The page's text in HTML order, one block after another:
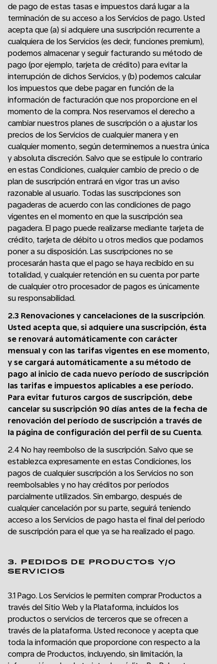
de pago de estas tasas e impuestos dará lugar a la
terminación de su acceso a los Servicios de pago. Usted
acepta que (a) si adquiere una suscripción recurrente a
cualquiera de los Servicios (es decir, funciones premium),
podemos almacenar y seguir facturando su método de
pago (por ejemplo, tarjeta de crédito) para evitar la
interrupción de dichos Servicios, y (b) podemos calcular
los impuestos que debe pagar en función de la
información de facturación que nos proporcione en el
momento de la compra. Nos reservamos el derecho a
cambiar nuestros planes de suscripción o a ajustar los
precios de los Servicios de cualquier manera y en
cualquier momento, según determinemos a nuestra única
y absoluta discreción. Salvo que se estipule lo contrario
en estas Condiciones, cualquier cambio de precio o de
plan de suscripción entrará en vigor tras un aviso
razonable al usuario. Todas las suscripciones son
pagaderas de acuerdo con las condiciones de pago
vigentes en el momento en que la suscripción sea
pagadera. El pago puede realizarse mediante tarjeta de
crédito, tarjeta de débito u otros medios que podamos
poner a su disposición. Las suscripciones no se
procesarán hasta que el pago se haya recibido en su
totalidad, y cualquier retención en su cuenta por parte
de cualquier otro procesador de pagos es únicamente
su responsabilidad.
2.3 Renovaciones y cancelaciones de la suscripción.
Usted acepta que, si adquiere una suscripción, ésta
se renovará automáticamente con carácter
mensual y con las tarifas vigentes en ese momento,
y se cargará automáticamente a su método de
pago al inicio de cada nuevo período de suscripción
las tarifas e impuestos aplicables a ese período.
Para evitar futuros cargos de suscripción, debe
cancelar su suscripción 90 días antes de la fecha de
renovación del período de suscripción a través de
la página de configuración del perfil de su Cuenta.
2.4 No hay reembolso de la suscripción. Salvo que se
establezca expresamente en estas Condiciones, los
pagos de cualquier suscripción a los Servicios no son
reembolsables y no hay créditos por períodos
parcialmente utilizados. Sin embargo, después de
cualquier cancelación por su parte, seguirá teniendo
acceso a los Servicios de pago hasta el final del período
de suscripción para el que ya se ha realizado el pago.
3. PEDIDOS DE PRODUCTOS Y/O
SERVICIOS
3.1 Pago. Los Servicios le permiten comprar Productos a
través del Sitio Web y la Plataforma, incluidos los
productos o servicios de terceros que se ofrecen a
través de la plataforma. Usted reconoce y acepta que
toda la información que proporcione con respecto a la
compra de Productos, incluyendo, sin limitación, la